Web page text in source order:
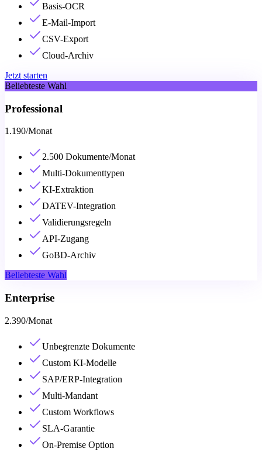
Basis-OCR
E-Mail-Import
CSV-Export
Cloud-Archiv
Jetzt starten
Beliebteste Wahl
Professional
1.190/Monat
2.500 Dokumente/Monat
Multi-Dokumenttypen
KI-Extraktion
DATEV-Integration
Validierungsregeln
API-Zugang
GoBD-Archiv
Beliebteste Wahl
Enterprise
2.390/Monat
Unbegrenzte Dokumente
Custom KI-Modelle
SAP/ERP-Integration
Multi-Mandant
Custom Workflows
SLA-Garantie
On-Premise Option